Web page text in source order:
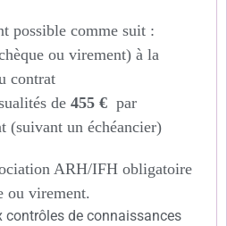
possible comme suit :
ou virement) à la
contrat
de 455 € par
(suivant un échéancier)
ARH/IFH obligatoire
ou virement.
contrôles de connaissances